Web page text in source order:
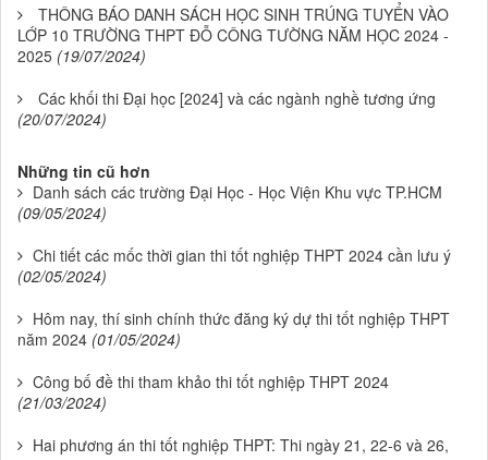
THÔNG BÁO DANH SÁCH HỌC SINH TRÚNG TUYỂN VÀO
LỚP 10 TRƯỜNG THPT ĐỖ CÔNG TƯỜNG NĂM HỌC 2024 -
2025 (19/07/2024)
Các khối thi Đại học [2024] và các ngành nghề tương ứng
(20/07/2024)
Những tin cũ hơn
Danh sách các trường Đại Học - Học Viện Khu vực TP.HCM
(09/05/2024)
Chi tiết các mốc thời gian thi tốt nghiệp THPT 2024 cần lưu ý
(02/05/2024)
Hôm nay, thí sinh chính thức đăng ký dự thi tốt nghiệp THPT
năm 2024 (01/05/2024)
Công bố đề thi tham khảo thi tốt nghiệp THPT 2024
(21/03/2024)
Hai phương án thi tốt nghiệp THPT: Thi ngày 21, 22-6 và 26,